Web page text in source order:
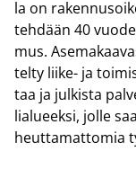
la on
teh­dään 40
mus.
tel­ty liike-​ ja
taa ja jul­kis­ta
lia­lu­eek­si, jolle
heut­ta­mat­to­mia